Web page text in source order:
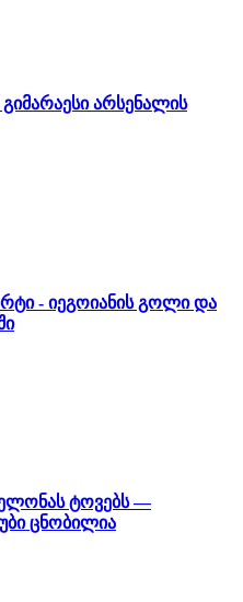
არსენალის
- იეგოიანის გოლი და
ტოვებს —
ცნობილია